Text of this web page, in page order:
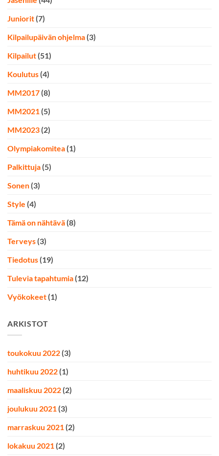
Juniorit (7)
Kilpailupäivän ohjelma (3)
Kilpailut (51)
Koulutus (4)
MM2017 (8)
MM2021 (5)
MM2023 (2)
Olympiakomitea (1)
Palkittuja (5)
Sonen (3)
Style (4)
Tämä on nähtävä (8)
Terveys (3)
Tiedotus (19)
Tulevia tapahtumia (12)
Vyökokeet (1)
ARKISTOT
toukokuu 2022 (3)
huhtikuu 2022 (1)
maaliskuu 2022 (2)
joulukuu 2021 (3)
marraskuu 2021 (2)
lokakuu 2021 (2)